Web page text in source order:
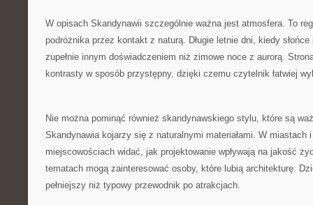
W opisach Skandynawii szczególnie ważna jest atmosfera. To
podróżnika przez kontakt z naturą. Długie letnie dni, kiedy
zupełnie innym doświadczeniem niż zimowe noce z aurorą.
kontrasty w sposób przystępny, dzięki czemu czytelnik łatwiej
Nie można pominąć również skandynawskiego stylu, które są
Skandynawia kojarzy się z naturalnymi materiałami. W miastach
miejscowościach widać, jak projektowanie wpływają na jakość
tematach mogą zainteresować osoby, które lubią architekturę.
pełniejszy niż typowy przewodnik po atrakcjach.